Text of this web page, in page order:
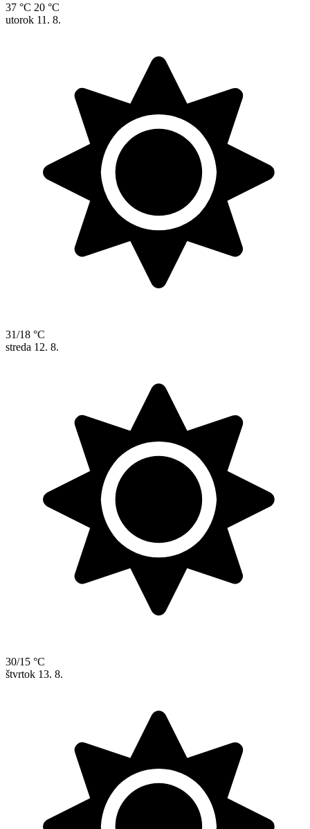
37 °C 20 °C
utorok 11. 8.
31/18 °C
streda 12. 8.
30/15 °C
štvrtok 13. 8.